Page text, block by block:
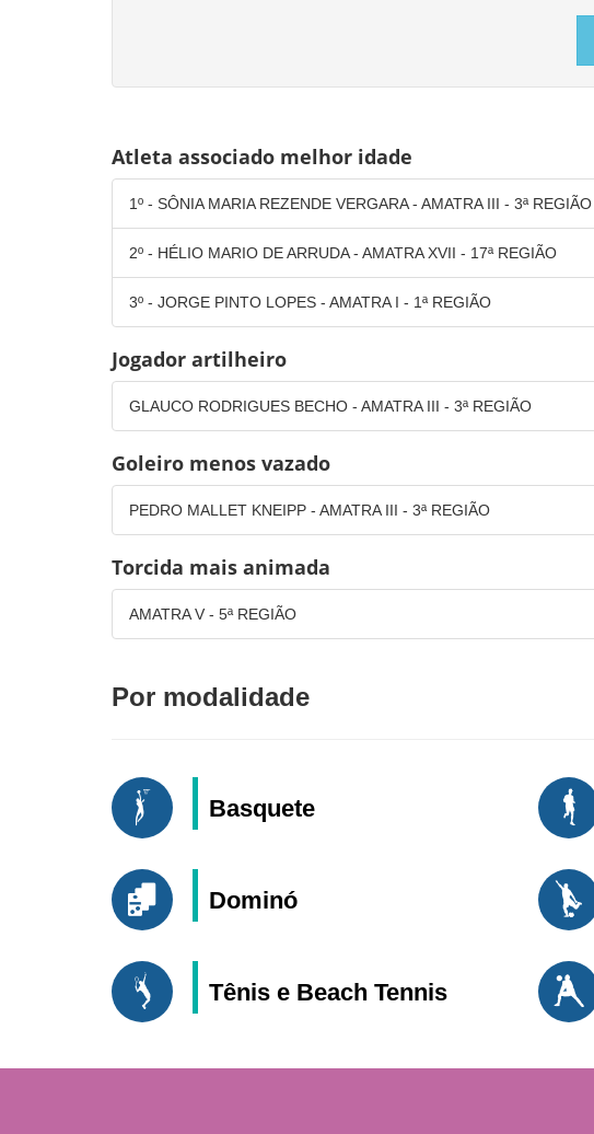
Atleta associado melhor idade
1º - SÔNIA MARIA REZENDE VERGARA - AMATRA III - 3ª REGIÃO
2º - HÉLIO MARIO DE ARRUDA - AMATRA XVII - 17ª REGIÃO
3º - JORGE PINTO LOPES - AMATRA I - 1ª REGIÃO
Jogador artilheiro
GLAUCO RODRIGUES BECHO - AMATRA III - 3ª REGIÃO
Goleiro menos vazado
PEDRO MALLET KNEIPP - AMATRA III - 3ª REGIÃO
Torcida mais animada
AMATRA V - 5ª REGIÃO
Por modalidade
Basquete
Dominó
Tênis e Beach Tennis